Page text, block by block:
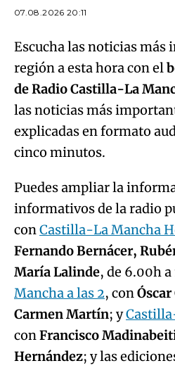
07.08.2026 20:11
Escucha las noticias más
región a esta hora con el
de Radio Castilla-La
las noticias más
explicadas en formato
cinco minutos.
Puedes ampliar la
informativos de la radio
conCastilla-La Mancha
Fernando Bernácer,
María Lalinde, de 6.00h
Mancha a las 2, con
Carmen Martín; y
conFrancisco
Hernández; y las